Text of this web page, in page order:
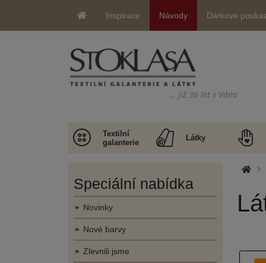
Inspirace Návody Dárkové
… již 36 let s Vámi
Textilní
galanterie
Látky
Speciální nabídka
Novinky
Nové barvy
Zlevnili jsme